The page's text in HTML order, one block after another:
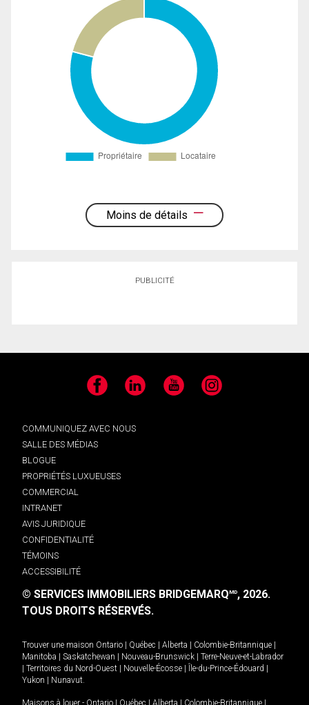
Moins de détails
PUBLICITÉ
Facebook LinkedIn YouTube Instagram
COMMUNIQUEZ AVEC NOUS
SALLE DES MÉDIAS
BLOGUE
PROPRIÉTÉS LUXUEUSES
COMMERCIAL
INTRANET
AVIS JURIDIQUE
CONFIDENTIALITÉ
TÉMOINS
ACCESSIBILITÉ
© SERVICES IMMOBILIERS BRIDGEMARQMD, 2026.
TOUS DROITS RÉSERVÉS.
Trouver une maison Ontario | Québec | Alberta | Colombie-Britannique |
Manitoba | Saskatchewan | Nouveau-Brunswick | Terre-Neuve-et-Labrador
| Territoires du Nord-Ouest | Nouvelle-Écosse | Île-du-Prince-Édouard |
Yukon | Nunavut
Maisons à louer - Ontario | Québec | Alberta | Colombie-Britannique |